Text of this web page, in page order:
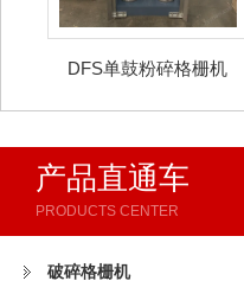
DFS单鼓粉碎格栅机
产品直通车
PRODUCTS CENTER
破碎格栅机